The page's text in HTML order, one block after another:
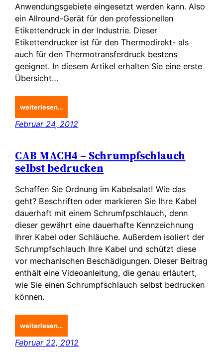
Anwendungsgebiete eingesetzt werden kann. Also
ein Allround-Gerät für den professionellen
Etikettendruck in der Industrie. Dieser
Etikettendrucker ist für den Thermodirekt- als
auch für den Thermotransferdruck bestens
geeignet. In diesem Artikel erhalten Sie eine erste
Übersicht…
weiterlesen…
Februar 24, 2012
CAB MACH4 – Schrumpfschlauch
selbst bedrucken
Schaffen Sie Ordnung im Kabelsalat! Wie das
geht? Beschriften oder markieren Sie Ihre Kabel
dauerhaft mit einem Schrumfpschlauch, denn
dieser gewährt eine dauerhafte Kennzeichnung
Ihrer Kabel oder Schläuche. Außerdem isoliert der
Schrumpfschlauch Ihre Kabel und schützt diese
vor mechanischen Beschädigungen. Dieser Beitrag
enthält eine Videoanleitung, die genau erläutert,
wie Sie einen Schrumpfschlauch selbst bedrucken
können.
weiterlesen…
Februar 22, 2012